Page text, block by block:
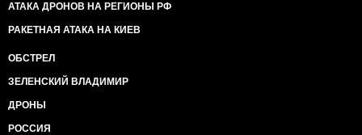
АТАКА ДРОНОВ НА РЕГИОНЫ РФ
РАКЕТНАЯ АТАКА НА КИЕВ
ОБСТРЕЛ
ЗЕЛЕНСКИЙ ВЛАДИМИР
ДРОНЫ
РОССИЯ